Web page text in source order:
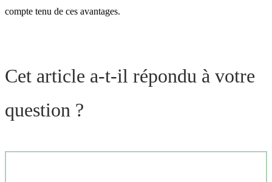
compte tenu de ces avantages.
Cet article a-t-il répondu à votre
question ?